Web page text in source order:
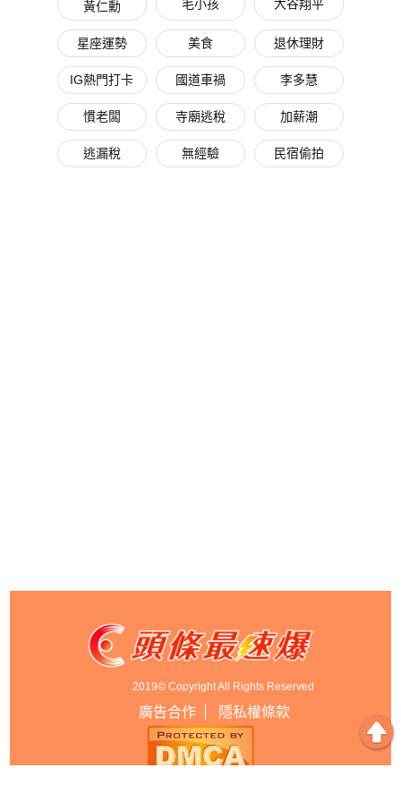
黃仁勳 毛小孩 大谷翔平
星座運勢 美食 退休理財
IG熱門打卡 國道車禍 李多慧
慣老闆 寺廟逃稅 加薪潮
逃漏稅 無經驗 民宿偷拍
2019© Copyright All Rights Reserved
廣告合作 隱私權條款